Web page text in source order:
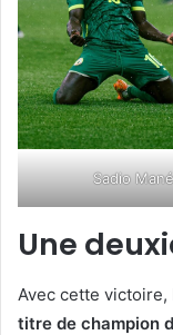
Sadio Mané
Une
Avec cette
titre de champion